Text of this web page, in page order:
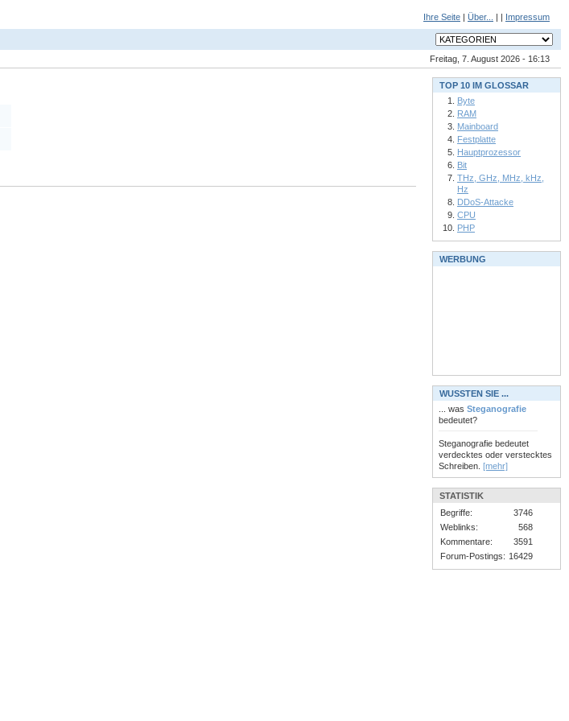
Ihre Seite | Über... | | Impressum
Freitag, 7. August 2026 - 16:13
TOP 10 IM GLOSSAR
Byte
RAM
Mainboard
Festplatte
Hauptprozessor
Bit
THz, GHz, MHz, kHz,
Hz
DDoS-Attacke
CPU
PHP
WERBUNG
WUSSTEN SIE ...
... was Steganografie
bedeutet?
Steganografie bedeutet
verdecktes oder verstecktes
Schreiben. [mehr]
STATISTIK
Begriffe:
3746
Weblinks:
568
Kommentare:
3591
Forum-Postings: 16429